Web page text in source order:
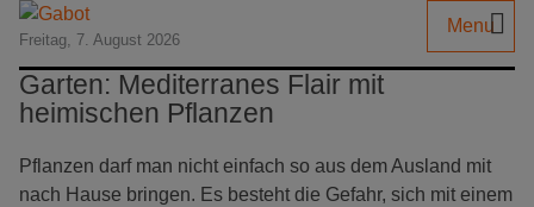
Freitag, 7. August 2026
Menu
Garten: Mediterranes Flair mit
heimischen Pflanzen
Pflanzen darf man nicht einfach so aus dem Ausland mit
nach Hause bringen. Es besteht die Gefahr, sich mit einem